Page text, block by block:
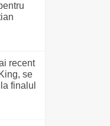
recent
se
finalul